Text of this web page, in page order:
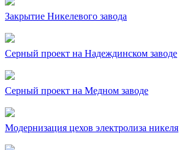
Закрытие Никелевого завода
Серный проект на Надеждинском заводе
Серный проект на Медном заводе
Модернизация цехов электролиза никеля